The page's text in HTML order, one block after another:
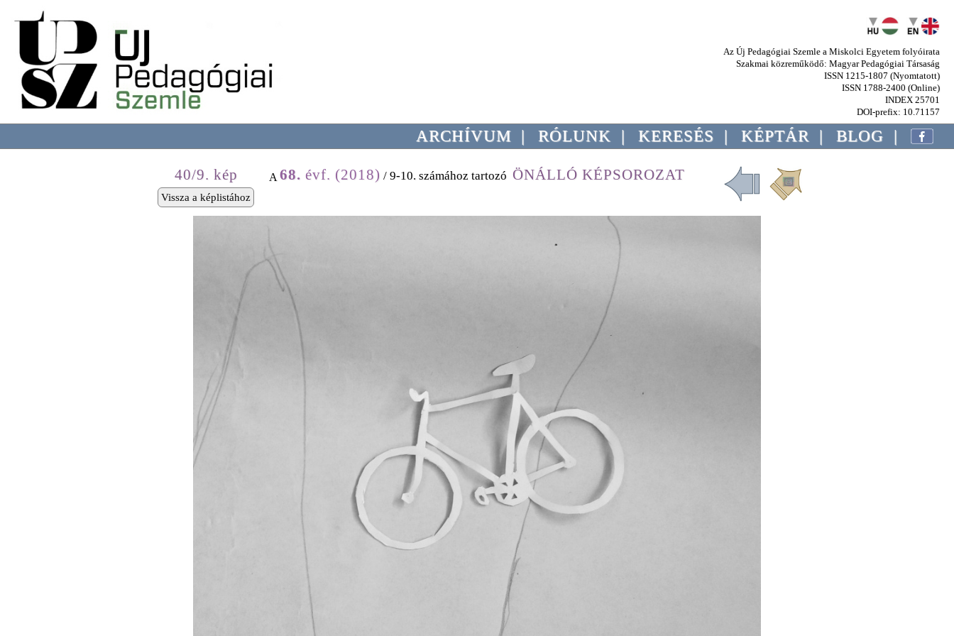
Az Új Pedagógiai Szemle a Miskolci Egyetem folyóirata
Szakmai közreműködő: Magyar Pedagógiai Társaság
ISSN 1215-1807 (Nyomtatott)
ISSN 1788-2400 (Online)
INDEX 25701
DOI-prefix: 10.71157
ARCHÍVUM | RÓLUNK | KERESÉS | KÉPTÁR | BLOG |
A 68. évf. (2018) / 9-10. számához tartozó ÖNÁLLÓ KÉPSOROZAT
40/9. kép
Vissza a képlistához